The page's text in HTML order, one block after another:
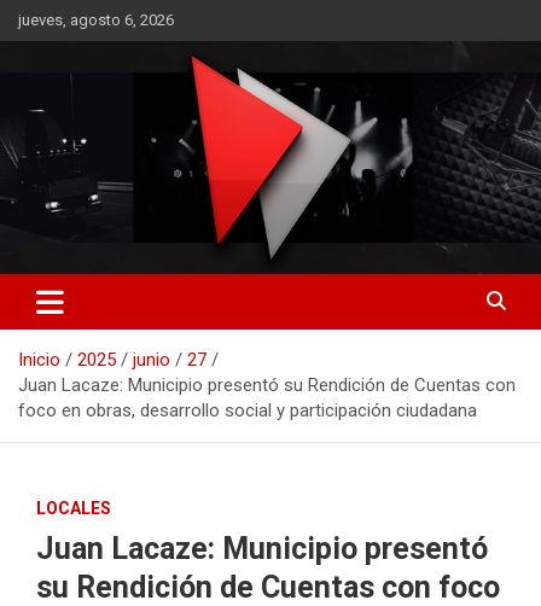
Saltar
al
jueves, agosto 6, 2026
RO CONTENIDOS
Inicio 2025 junio
27
Juan Lacaze: Municipio presentó su Rendición de Cuentas con
foco en obras, desarrollo social y participación ciudadana
LOCALES
Juan Lacaze: Municipio presentó
su Rendición de Cuentas con foco